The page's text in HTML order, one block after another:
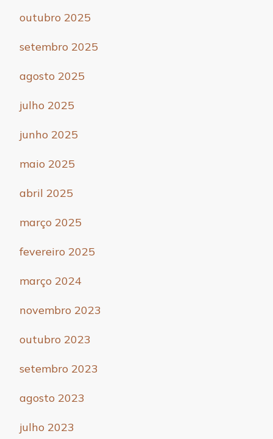
outubro 2025
setembro 2025
agosto 2025
julho 2025
junho 2025
maio 2025
abril 2025
março 2025
fevereiro 2025
março 2024
novembro 2023
outubro 2023
setembro 2023
agosto 2023
julho 2023